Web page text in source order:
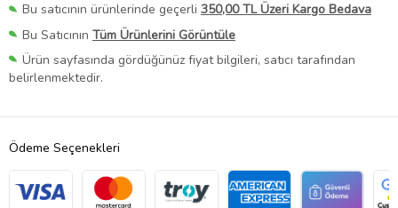
Bu satıcının ürünlerinde geçerli 350,00 TL Üzeri Kargo Bedava
Bu Satıcının Tüm Ürünlerini Görüntüle
Ürün sayfasında gördüğünüz fiyat bilgileri, satıcı tarafından
belirlenmektedir.
Ödeme Seçenekleri